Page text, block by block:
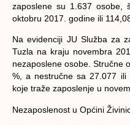
zaposlene su 1.637 osobe,
oktobru 2017. godine ili
Na evidenciji JU Služba za
Tuzla na kraju novembra
nezaposlene osobe. Stručne
%, a nestručne sa 27.077 ili
koje traže zaposlenje u
Nezaposlenost u Općini